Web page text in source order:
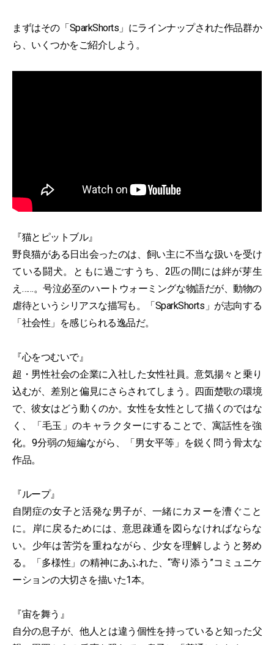
まずはその「SparkShorts」にラインナップされた作品群か
ら、いくつかをご紹介しよう。
『猫とピットブル』
野良猫がある日出会ったのは、飼い主に不当な扱いを受け
ている闘犬。ともに過ごすうち、2匹の間には絆が芽生
え……。号泣必至のハートウォーミングな物語だが、動物の
虐待というシリアスな描写も。「SparkShorts」が志向する
「社会性」を感じられる逸品だ。
『心をつむいで』
超・男性社会の企業に入社した女性社員。意気揚々と乗り
込むが、差別と偏見にさらされてしまう。四面楚歌の環境
で、彼女はどう動くのか。女性を女性として描くのではな
く、「毛玉」のキャラクターにすることで、寓話性を強
化。9分弱の短編ながら、「男女平等」を鋭く問う骨太な
作品。
『ループ』
自閉症の女子と活発な男子が、一緒にカヌーを漕ぐこと
に。岸に戻るためには、意思疎通を図らなければならな
い。少年は苦労を重ねながら、少女を理解しようと努め
る。「多様性」の精神にあふれた、“寄り添う”コミュニケ
ーションの大切さを描いた1本。
『宙を舞う』
自分の息子が、他人とは違う個性を持っていると知った父